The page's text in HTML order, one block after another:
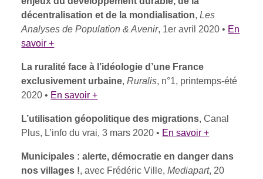
décentralisation et de la mondialisation,Les
Analyses de Population & Avenir, 1er avril 2020 • En
savoir +
La ruralité face à l’idéologie d’une France
exclusivement urbaine,Ruralis, n°1, printemps-été
2020 • En savoir +
L’utilisation géopolitique des migrations, Canal
Plus, L’info du vrai, 3 mars 2020 • En savoir +
Municipales : alerte, démocratie en danger dans
nos villages !, avec Frédéric Ville,Mediapart, 20